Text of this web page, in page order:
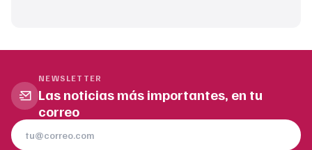
NEWSLETTER
Las noticias más importantes, en tu
correo